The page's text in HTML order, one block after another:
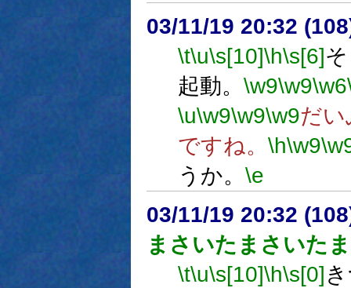
03/11/19 20:32
\t\u\s[10]\h\s[6]
起動。 \w9\w9\w6
\u\w9\w9\w9だ
ですね。 \h\w9
うか。 \e
03/11/19 20:32
まさいたまさいた
\t\u\s[10]\h\s[0]